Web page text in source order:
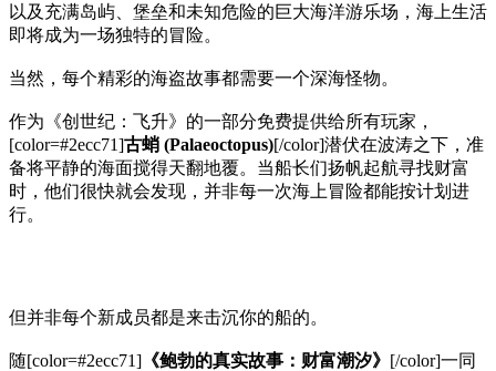
以及充满岛屿、堡垒和未知危险的巨大海洋游乐场，海上生活
即将成为一场独特的冒险。
当然，每个精彩的海盗故事都需要一个深海怪物。
作为《创世纪：飞升》的一部分免费提供给所有玩家，
[color=#2ecc71]古蛸 (Palaeoctopus)[/color]潜伏在波涛之下，准
备将平静的海面搅得天翻地覆。当船长们扬帆起航寻找财富
时，他们很快就会发现，并非每一次海上冒险都能按计划进
行。
但并非每个新成员都是来击沉你的船的。
随[color=#2ecc71] 《鲍勃的真实故事：财富潮汐》 [/color]一同